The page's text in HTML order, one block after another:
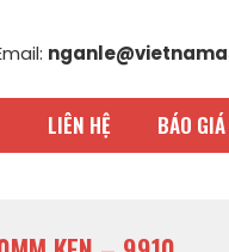
LIÊN HỆ BÁO